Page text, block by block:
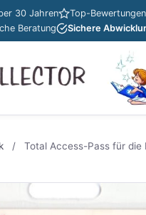
30 Jahren
Top-Bewertungen
Beratung
Sichere
/
Total Access-Pass für die